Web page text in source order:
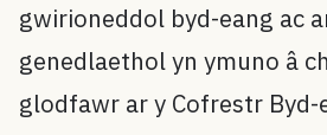
gwirioneddol byd-eang ac
genedlaethol yn ymuno â
glodfawr ar y Cofrestr Byd-